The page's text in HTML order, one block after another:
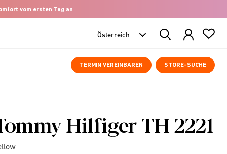
vom ersten Tag an
Search
Products
TERMIN VEREINBAREN STORE-SUCHE
Hilfiger TH 2221